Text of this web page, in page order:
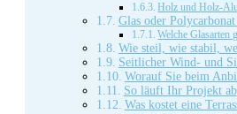
Holz und Holz-Alu
Glas oder
Welche Glasarten
Wie steil, wie stabil,
Seitlicher Wind- und
Worauf Sie beim
So läuft Ihr Projekt ab
Was kostet eine